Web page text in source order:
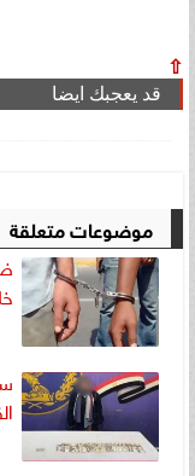
⇧
قد يعجبك ايضا
موضوعات متعلقة